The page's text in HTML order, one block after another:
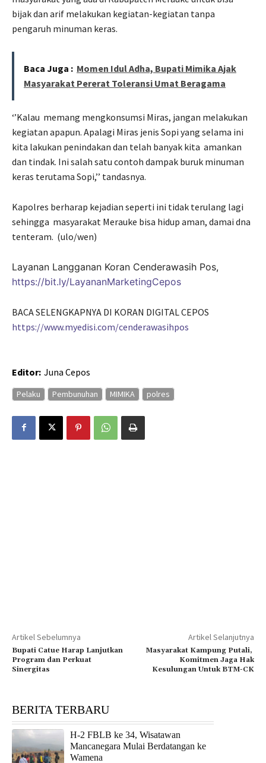
bijak dan arif melakukan kegiatan-kegiatan tanpa
pengaruh minuman keras.
Baca Juga : Momen Idul Adha, Bupati Mimika Ajak
Masyarakat Pererat Toleransi Umat Beragama
‘’Kalau memang mengkonsumsi Miras, jangan melakukan
kegiatan apapun. Apalagi Miras jenis Sopi yang selama ini
kita lakukan penindakan dan telah banyak kita amankan
dan tindak. Ini salah satu contoh dampak buruk minuman
keras terutama Sopi,’’ tandasnya.
Kapolres berharap kejadian seperti ini tidak terulang lagi
sehingga masyarakat Merauke bisa hidup aman, damai dna
tenteram. (ulo/wen)
Layanan Langganan Koran Cenderawasih Pos,
https://bit.ly/LayananMarketingCepos
BACA SELENGKAPNYA DI KORAN DIGITAL CEPOS
https://www.myedisi.com/cenderawasihpos
Editor: Juna Cepos
Pelaku Pembunuhan MIMIKA polres
Artikel Sebelumnya
Bupati Catue Harap Lanjutkan
Program dan Perkuat
Sinergitas
Artikel Selanjutnya
Masyarakat Kampung Putali,
Komitmen Jaga Hak
Kesulungan Untuk BTM-CK
BERITA TERBARU
H-2 FBLB ke 34, Wisatawan
Mancanegara Mulai Berdatangan ke
Wamena